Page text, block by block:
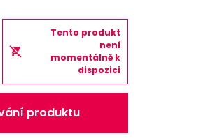
Tento produkt
není
momentálně k
dispozici
produktu